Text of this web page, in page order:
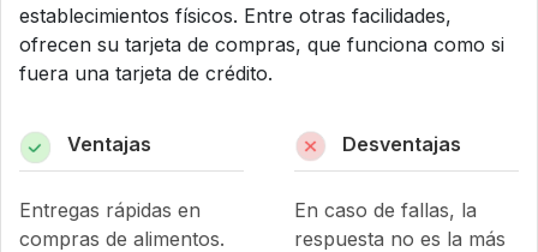
establecimientos físicos. Entre otras facilidades,
ofrecen su tarjeta de compras, que funciona como si
fuera una tarjeta de crédito.
Ventajas
Entregas rápidas en
compras de alimentos.
Desventajas
En caso de fallas, la
respuesta no es la más